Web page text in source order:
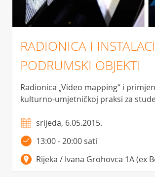
RADIONICA I
PODRUMSKI OBJEKTI
Radionica „Video mapping“ i
kulturno-umjetničkoj praksi za
srijeda, 6.05.2015.
13:00 - 20:00 sati
Rijeka / Ivana Grohovca 1A (ex